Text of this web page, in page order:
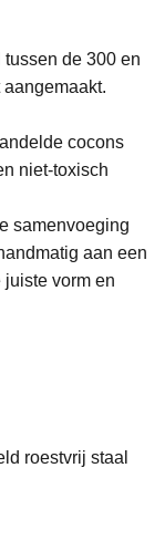
de 300 en
cocons
niet-toxisch
samenvoeging
aan een
vorm en
roestvrij staal